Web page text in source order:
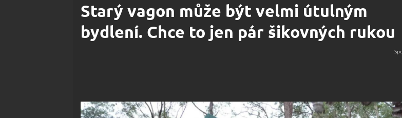
Starý vagon může být velmi útulným
bydlení. Chce to jen pár šikovných rukou